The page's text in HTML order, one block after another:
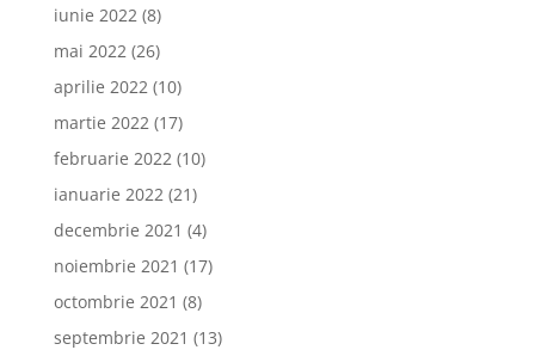
iunie 2022(8)
mai 2022(26)
aprilie 2022(10)
martie 2022(17)
februarie 2022(10)
ianuarie 2022(21)
decembrie 2021 (4)
noiembrie 2021 (17)
octombrie 2021 (8)
septembrie 2021 (13)